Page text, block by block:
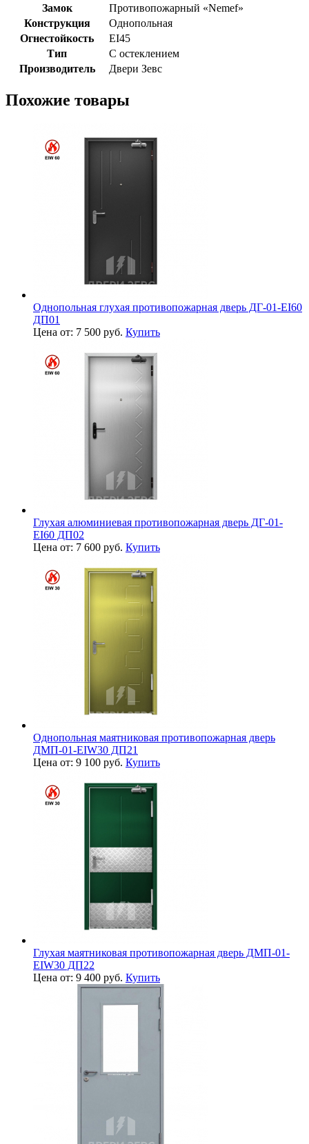
Замок
Противопожарный «Nemef»
Конструкция
Однопольная
Огнестойкость
EI45
Тип
С остеклением
Производитель
Двери Зевс
Похожие товары
Однопольная глухая противопожарная дверь ДГ-01-EI60
ДП01
Цена от: 7 500 руб. Купить
Глухая алюминиевая противопожарная дверь ДГ-01-
EI60 ДП02
Цена от: 7 600 руб. Купить
Однопольная маятниковая противопожарная дверь
ДМП-01-EIW30 ДП21
Цена от: 9 100 руб. Купить
Глухая маятниковая противопожарная дверь ДМП-01-
EIW30 ДП22
Цена от: 9 400 руб. Купить